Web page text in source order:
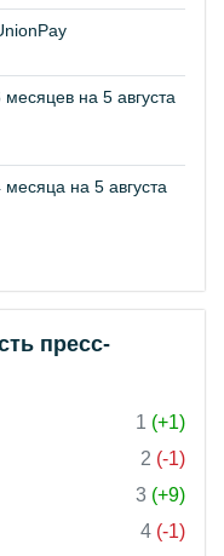
на 5 августа
на 5 августа
пресс-
1 (+1)
2 (-1)
3 (+9)
4 (-1)